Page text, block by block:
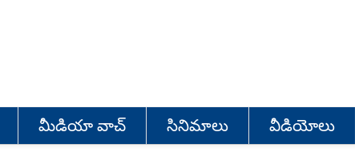
మీడియా వాచ్ సినిమాలు వీడియోలు